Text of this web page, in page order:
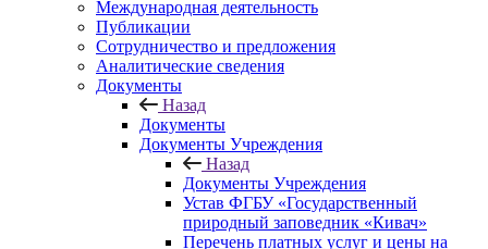
Международная деятельность
Публикации
Сотрудничество и предложения
Аналитические сведения
Документы
Назад
Документы
Документы Учреждения
Назад
Документы Учреждения
Устав ФГБУ «Государственный
природный заповедник «Кивач»
Перечень платных услуг и цены на